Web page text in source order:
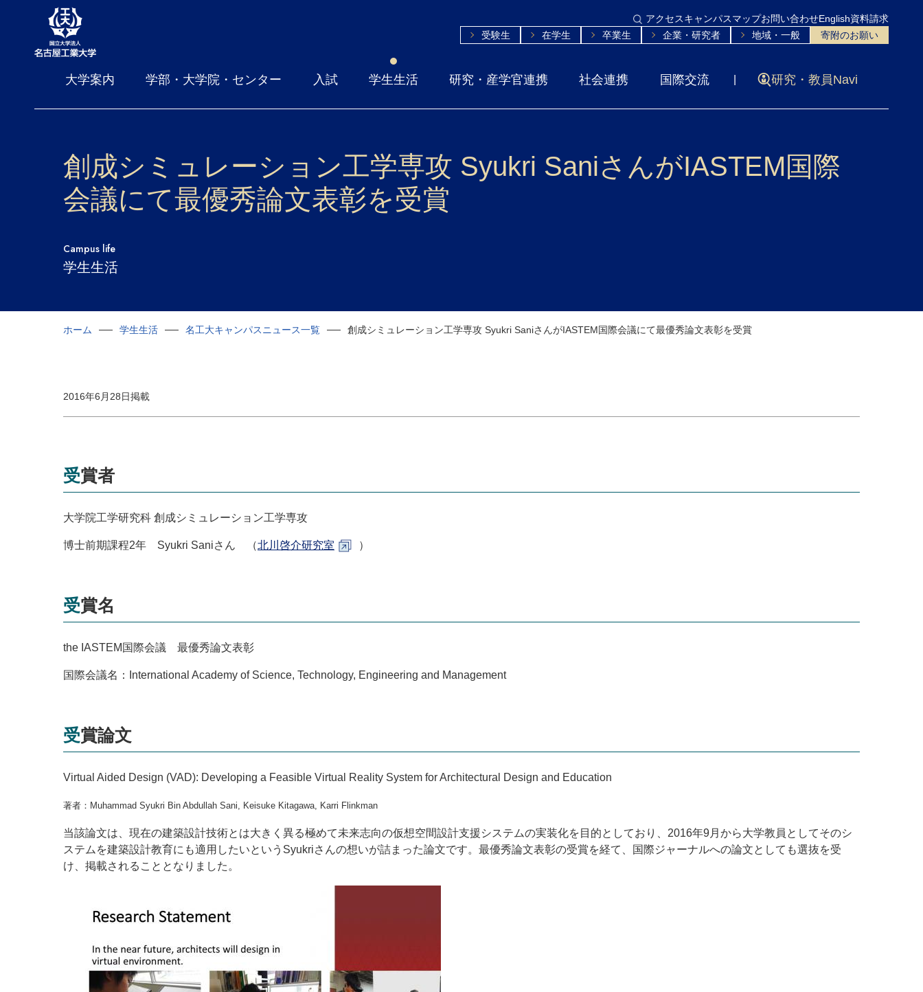
アクセスキャンパスマップお問い合わせEnglish資料請求
受験生
在学生 卒業生 企業・研究者 地域・一般 寄附のお願い
大学案内 学部・大学院・センター 入試 学生生活 研究・産学官連携 社会連携 国際交流 研究・教員Navi
創成シミュレーション工学専攻 Syukri SaniさんがIASTEM国際
会議にて最優秀論文表彰を受賞
Campus life
学生生活
ホーム 学生生活 名工大キャンパスニュース一覧 創成シミュレーション工学専攻 Syukri SaniさんがIASTEM国際会議にて最優秀論文表彰を受賞
2016年6月28日掲載
受賞者
大学院工学研究科 創成シミュレーション工学専攻
博士前期課程2年 Syukri Saniさん （北川啓介研究室 ）
受賞名
the IASTEM 国際会議 最優秀論文表彰
国際会議名： International Academy of Science, Technology, Engineering and Management
受賞論文
Virtual Aided Design (VAD): Developing a Feasible Virtual Reality System for Architectural Design and Education
著者： Muhammad Syukri Bin Abdullah Sani, Keisuke Kitagawa, Karri Flinkman
当該論文は、現在の建築設計技術とは大きく異る極めて未来志向の仮想空間設計支援システムの実装化を目的としており、 2016年9月から大学教員としてそのシ
ステムを建築設計教育にも適用したいという Syukriさんの想いが詰まった論文です。最優秀論文表彰の受賞を経て、国際ジャーナルへの論文としても選抜を受
け、掲載されることとなりました。